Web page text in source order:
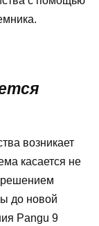
возникает
касается не
до новой
Pangu 9